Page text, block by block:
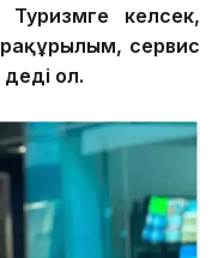
Туризмге келсек,
сервис
ол.